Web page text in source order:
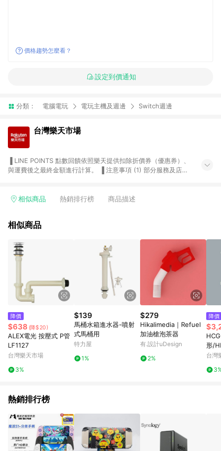
價格趨勢怎麼看？
設定到價通知
分類： 電腦電玩 電玩主機及週邊 Switch週邊
台灣樂天市場
與運費後之最終金額進行計算。 ▐ 注意事項 (1) 部分服務及店家
Smart mobile、神腦生活、JS巨盛、樂天KOBO電子書，請詳閱
台灣樂天市場，並在同一瀏覽器於24小時內結帳，才享有 LINE
市場 45 天內完成訂單出貨及結帳，則不符合贈點資格。 (4) 如
使用APP、或中途瀏覽比價網、回饋網、Google等其他網頁、或
由網頁版(電腦版/手機版網頁)切換為App都將會造成追蹤中斷而
平台，商品資料更新會有時間差，如顯示之商品規格、顏色、價
位、贈品與台灣樂天市場銷售網頁不符，以銷售網頁標示為準。
(6) 導購訂單已逾 365 天，根據台灣樂天回饋規定，逾期訂單將
點數回饋或點數回饋有爭議，台灣樂天市場保有更改條款與法律
追訴之權利，活動詳情以樂天市場網站公告為準。
相似商品 熱銷排行榜 商品描述
相似商品
降價
$638 (降$20)
ALEX電光 按壓式 P管
LF1127
台灣樂天市場
3%
$139
馬桶水箱進水器-噴射
式馬桶用
特力屋
1%
$279
Hikalimedia｜Refuel
加油槍泡茶器
有.設計uDesign
2%
降價
形/
台灣
熱銷排行榜